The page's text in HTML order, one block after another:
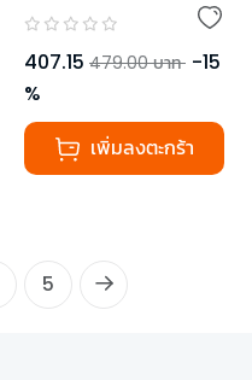
407.15 479.00 บาท -15
%
เพิ่มลงตะกร้า
5